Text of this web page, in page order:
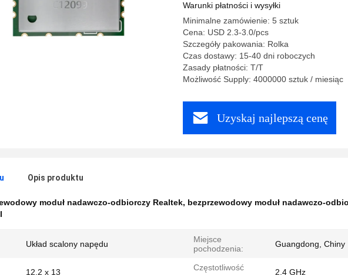
Warunki płatności i wysyłki
Minimalne zamówienie: 5 sztuk
Cena: USD 2.3-3.0/pcs
Szczegóły pakowania: Rolka
Czas dostawy: 15-40 dni roboczych
Zasady płatności: T/T
Możliwość Supply: 4000000 sztuk / miesiąc
Uzyskaj najlepszą cenę
Opis produktu
moduł nadawczo-odbiorczy Realtek, bezprzewodowy moduł nadawczo-
Układ scalony napędu
Miejsce
pochodzenia:
Guangdong, Chiny
12,2 x 13
Częstotliwość
2,4 GHz